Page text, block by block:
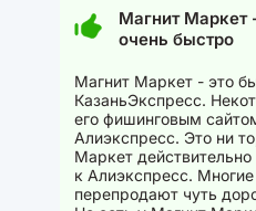
Магнит Маркет
очень быстро
Магнит Маркет - это
КазаньЭкспресс.
его фишинговым
Алиэкспресс. Это ни
Маркет
к Алиэкспресс.
перепродают чуть